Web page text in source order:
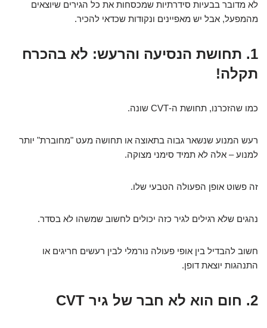
לא מדובר בבעיות סידרתיות שמכסחות את כל הגירים שיוצאים
מהמפעל, אבל יש מאפיינים ונקודות שכדאי להכיר.
1. תחושת הנסיעה והרעש: לא בהכרח
תקלה!
כמו שהזכרנו, תחושת ה-CVT שונה.
רעש המנוע שנשאר גבוה בתאוצה או תחושה מעט "מחוברת" יותר
למנוע – אלה לא תמיד סימני מצוקה.
זה פשוט אופן הפעולה הטבעי שלו.
נהגים שלא רגילים לגיר כזה יכולים לחשוב שמשהו לא בסדר.
חשוב להבדיל בין אופי פעולה נורמלי לבין רעשים חריגים או
התנהגות יוצאת דופן.
2. חום הוא לא חבר של גיר CVT